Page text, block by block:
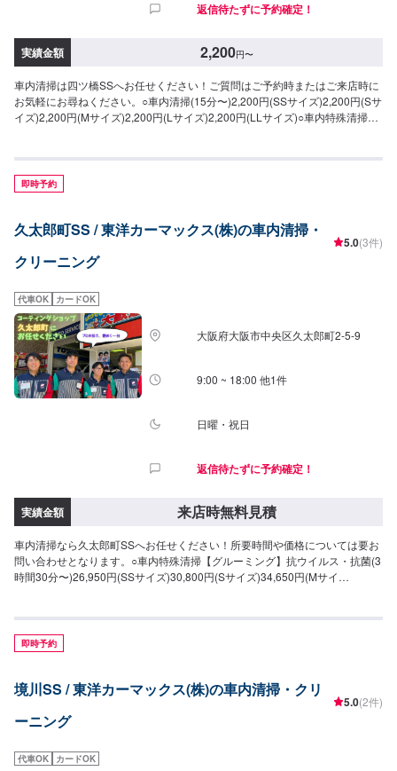
返信待たずに予約確定！
実績金額 2,200円〜
車内清掃は四ツ橋SSへお任せください！ご質問はご予約時またはご来店時に
お気軽にお尋ねください。○車内清掃(15分〜)2,200円(SSサイズ)2,200円(Sサ
イズ)2,200円(Mサイズ)2,200円(Lサイズ)2,200円(LLサイズ)○車内特殊清掃
ズ)
即時予約
久太郎町SS / 東洋カーマックス(株)の車内清掃・
クリーニング
5.0(3件)
代車OK カードOK
大阪府大阪市中央区久太郎町2-5-9
9:00 ~ 18:00 他1件
日曜・祝日
返信待たずに予約確定！
実績金額 来店時無料見積
車内清掃なら久太郎町SSへお任せください！所要時間や価格については要お
問い合わせとなります。○車内特殊清掃【グルーミング】抗ウイルス・抗菌(3
時間30分〜)26,950円(SSサイズ)30,800円(Sサイズ)34,650円(Mサイ
即時予約
境川SS / 東洋カーマックス(株)の車内清掃・クリ
ーニング
5.0(2件)
代車OK カードOK